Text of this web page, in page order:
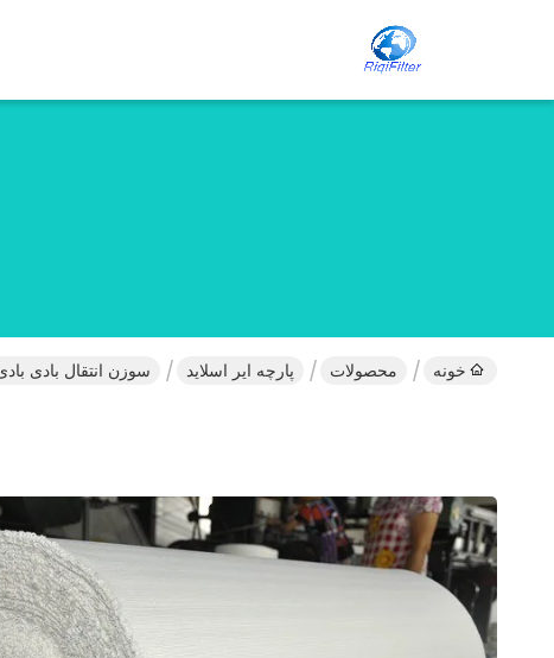
خونه محصولات پارچه ایر اسلاید سوزن انتقال بادی